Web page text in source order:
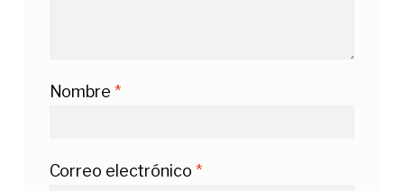
Nombre *
Correo electrónico *